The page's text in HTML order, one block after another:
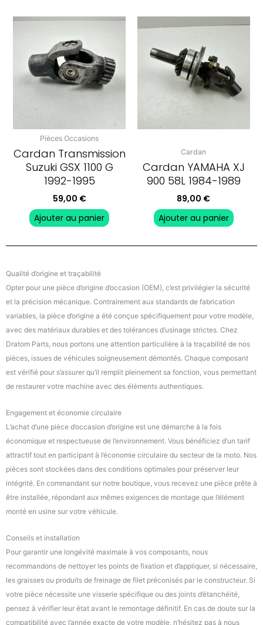
Pièces Occasions
Cardan Transmission
Suzuki GSX 1100 G
1992-1995
59,00 €
Ajouter au panier
Cardan
Cardan YAMAHA XJ
900 58L 1984-1989
89,00 €
Ajouter au panier
Qualité d’origine et traçabilité
Opter pour une pièce d’origine d’occasion (OEM), c’est privilégier la sécurité
et la précision mécanique. Contrairement aux standards de fabrication
variables, la pièce d’origine a été conçue spécifiquement pour votre modèle,
avec des matériaux durables et des tolérances d’usinage strictes. Chez
Dratom Parts, nous portons une attention particulière à la traçabilité de nos
pièces, issues de véhicules soigneusement démontés. Chaque composant
est vérifié pour s’assurer qu’il remplit pleinement sa fonction, vous permettant
de restaurer votre machine avec des éléments authentiques.
Engagement et économie circulaire
L’achat d’une pièce d’occasion d’origine est une démarche à la fois
économique et respectueuse de l’environnement. Vous bénéficiez d’un tarif
attractif tout en participant à l’économie circulaire du secteur de la moto. Nos
pièces sont stockées dans des conditions optimales pour préserver leur
intégrité. En commandant sur notre boutique, vous recevez une pièce prête à
être installée, répondant aux mêmes exigences de montage que l’élément
monté en usine sur votre véhicule.
Conseils et installation
Pour garantir une longévité maximale à vos composants, nous
recommandons de nettoyer les points de fixation et d’appliquer, si nécessaire,
les graisses ou produits de freinage de filet préconisés par le constructeur. Si
votre pièce nécessite une visserie spécifique ou des joints d’étanchéité,
pensez à vérifier leur état avant le remontage définitif. En cas de doute sur la
compatibilité avec l’année exacte de votre modèle, n’hésitez pas à nous